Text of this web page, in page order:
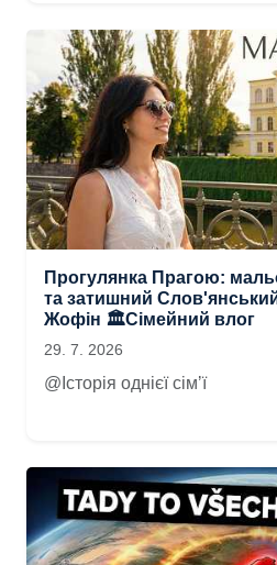
Прогулянка Прагою:
та затишний
Жофін 🏛️Сімейний влог
29. 7. 2026
@Історія однієї сімʼї